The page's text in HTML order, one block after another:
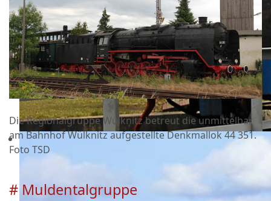
Die Regionalgruppe Wülknitz betreut die unmittelbar
am Bahnhof Wülknitz aufgestellte Denkmallok 44 351.
Foto TSD
# Muldentalgruppe